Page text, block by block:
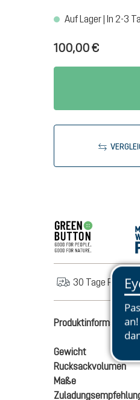
Auf Lager | In 2-3
100,00 €
30 Tage Retoure
Produktinformationen
Gewicht
Rucksackvolumen
Maße